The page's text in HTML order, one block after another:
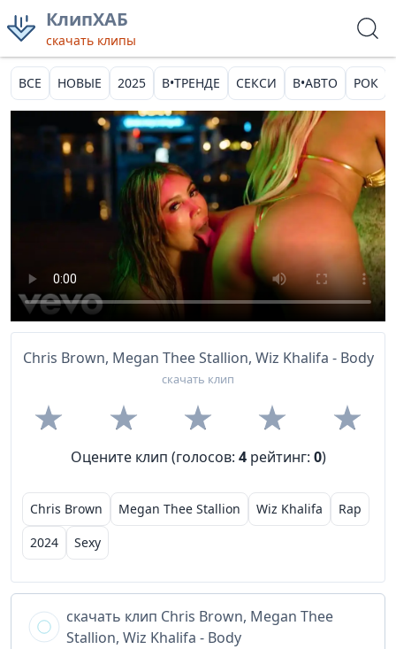
КлипХАБ
скачать клипы
ВСЕ НОВЫЕ 2025 В•ТРЕНДЕ СЕКСИ В•АВТО РОК
Chris Brown, Megan Thee Stallion, Wiz Khalifa - Body
скачать клип
Оцените клип (голосов: 4 рейтинг: 0)
Chris Brown Megan Thee Stallion Wiz Khalifa
Rap
2024
Sexy
скачать клип Chris Brown, Megan Thee
Stallion, Wiz Khalifa - Body